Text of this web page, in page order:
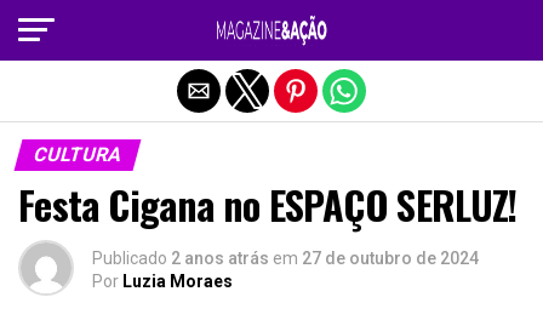
CULTURA
Festa Cigana no ESPAÇO SERLUZ!
Publicado 2 anos atrás em 27 de outubro de 2024
Por Luzia Moraes
Sair da versão mobile